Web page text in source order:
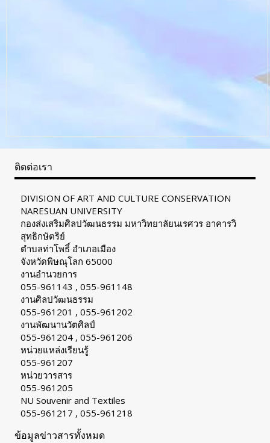
ติดต่อเรา
DIVISION OF ART AND CULTURE CONSERVATION
NARESUAN UNIVERSITY
กองส่งเสริมศิลปวัฒนธรรม มหาวิทยาลัยนเรศวร อาคารวิ
สุทธิกษัตริย์
ตำบลท่าโพธิ์ อำเภอเมือง
จังหวัดพิษณุโลก 65000
งานอำนวยการ
055-961143 , 055-961148
งานศิลปวัฒนธรรม
055-961201 , 055-961202
งานพัฒนานวัตศิลป์
055-961204 , 055-961206
หน่วยแหล่งเรียนรู้
055-961207
หน่วยวารสาร
055-961205
NU Souvenir and Textiles
055-961217 , 055-961218
ข้อมูลข่าวสารทั้งหมด